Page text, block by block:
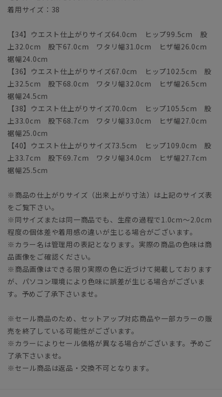
着用サイズ：38
【34】ウエスト仕上がりサイズ64.0cm ヒップ99.5cm 股
上32.0cm 股下67.0cm ワタリ幅31.0cm ヒザ幅26.0cm
裾幅24.0cm
【36】ウエスト仕上がりサイズ67.0cm ヒップ102.5cm 股
上32.5cm 股下68.0cm ワタリ幅32.0cm ヒザ幅26.5cm
裾幅24.5cm
【38】ウエスト仕上がりサイズ70.0cm ヒップ105.5cm 股
上33.0cm 股下68.7cm ワタリ幅33.0cm ヒザ幅27.0cm
裾幅25.0cm
【40】ウエスト仕上がりサイズ73.5cm ヒップ109.0cm 股
上33.7cm 股下69.7cm ワタリ幅34.0cm ヒザ幅27.7cm
裾幅25.5cm
※商品の仕上がりサイズ（出来上がり寸法）は上記のサイズ表
をご覧下さい。
※同サイズまたは同一商品でも、生産の過程で1.0cm～2.0cm
程度の個体差や着用感の違いが生じる場合がございます。
※カラー名は管理用の表記となります。実際の商品の色味は商
品画像をご確認ください。
※商品画像はできる限り実際の色に近づけて掲載しております
が、パソコン環境により色味に誤差が生じる場合がございま
す。予めご了承下さいませ。
※セール商品のため、セットアップ対応商品や一部カラーの販
売を終了している可能性がございます。
※カラーによりセール価格が異なる場合がございます。予めご
了承下さいませ。
※セール商品は返品・交換不可となります。